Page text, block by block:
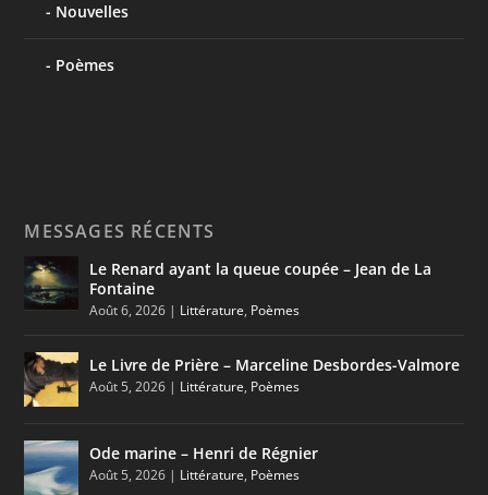
Nouvelles
Poèmes
MESSAGES RÉCENTS
Le Renard ayant la queue coupée – Jean de La
Fontaine
Août 6, 2026 | Littérature, Poèmes
Le Livre de Prière – Marceline Desbordes-Valmore
Août 5, 2026 | Littérature, Poèmes
Ode marine – Henri de Régnier
Août 5, 2026 | Littérature, Poèmes